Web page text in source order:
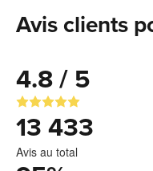
Avis clients
4.8 / 5
13 433
Avis au total